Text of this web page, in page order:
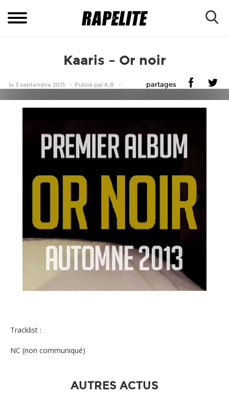
Kaaris – Or noir
le 3 septembre 2013 Publié par K.B partages
Tracklist :
NC (non communiqué)
AUTRES ACTUS